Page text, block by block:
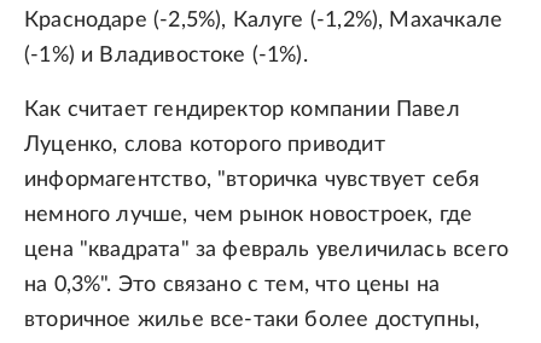
Краснодаре (-2,5%), Калуге (-1,2%), Махачкале
(-1%) и Владивостоке (-1%).
Как считает гендиректор компании Павел
Луценко, слова которого приводит
информагентство, "вторичка чувствует себя
немного лучше, чем рынок новостроек, где
цена "квадрата" за февраль увеличилась всего
на 0,3%". Это связано с тем, что цены на
вторичное жилье все-таки более доступны,